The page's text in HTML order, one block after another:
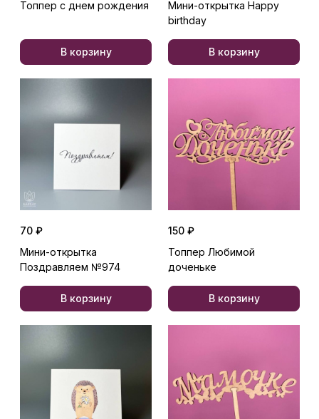
Топпер с днем рождения
В корзину
Мини-открытка Happy
birthday
В корзину
70 ₽
Мини-открытка
Поздравляем №974
В корзину
150 ₽
Топпер Любимой
доченьке
В корзину